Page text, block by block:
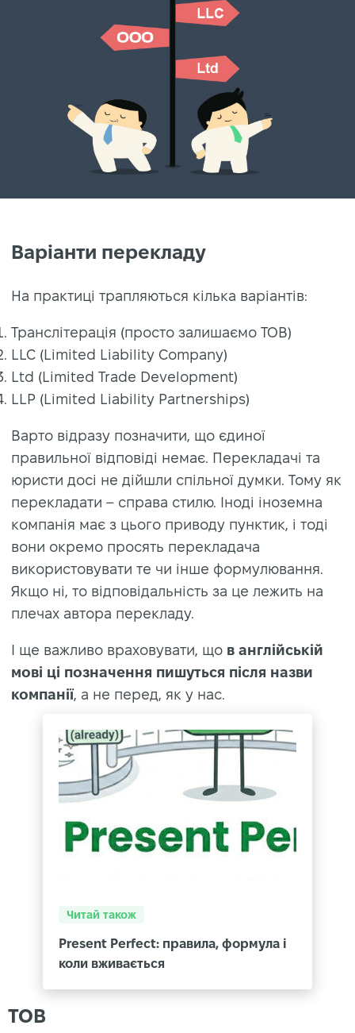
Варіанти перекладу
На практиці трапляються кілька варіантів:
Транслітерація (просто залишаємо ТОВ)
LLC (Limited Liability Company)
Ltd (Limited Trade Development)
LLP (Limited Liability Partnerships)
Варто відразу позначити, що єдиної
правильної відповіді немає. Перекладачі та
юристи досі не дійшли спільної думки. Тому як
перекладати – справа стилю. Іноді іноземна
компанія має з цього приводу пунктик, і тоді
вони окремо просять перекладача
використовувати те чи інше формулювання.
Якщо ні, то відповідальність за це лежить на
плечах автора перекладу.
І ще важливо враховувати, що в англійській
мові ці позначення пишуться після назви
компанії, а не перед, як у нас.
Читай також
Present Perfect: правила, формула і
коли вживається
ТОВ